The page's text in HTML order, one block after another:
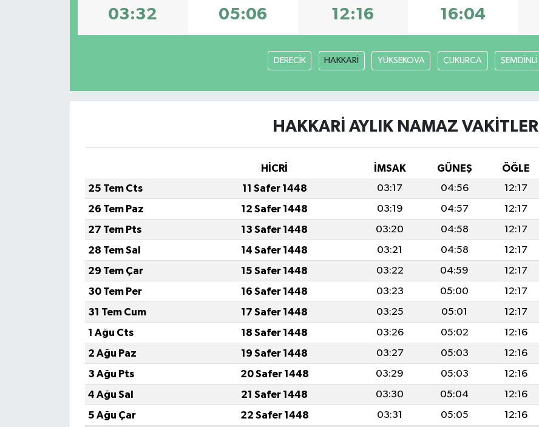
03:32 05:06 12:16 16:04
DERECİK HAKKARİ YÜKSEKOVA ÇUKURCA ŞEMDİNLİ
HAKKARİ AYLIK NAMAZ VAKITLERI
HİCRİ İMSAK GÜNEŞ ÖĞLE
25 Tem Cts
11 Safer 1448 03:17 04:56 12:17
26 Tem Paz
12 Safer 1448 03:19 04:57 12:17
27 Tem Pts
13 Safer 1448 03:20 04:58 12:17
28 Tem Sal
14 Safer 1448 03:21 04:58 12:17
29 Tem Çar
15 Safer 1448 03:22 04:59 12:17
30 Tem Per
16 Safer 1448 03:23 05:00 12:17
31 Tem Cum
17 Safer 1448 03:25 05:01 12:17
1 Ağu Cts
18 Safer 1448 03:26 05:02 12:16
2 Ağu Paz
19 Safer 1448 03:27 05:03 12:16
3 Ağu Pts
20 Safer 1448 03:29 05:03 12:16
4 Ağu Sal
21 Safer 1448 03:30 05:04 12:16
5 Ağu Çar
22 Safer 1448 03:31 05:05 12:16